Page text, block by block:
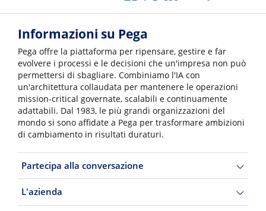
Informazioni su Pega
Pega offre la piattaforma per ripensare, gestire e far
evolvere i processi e le decisioni che un'impresa non può
permettersi di sbagliare. Combiniamo l'IA con
un'architettura collaudata per mantenere le operazioni
mission-critical governate, scalabili e continuamente
adattabili. Dal 1983, le più grandi organizzazioni del
mondo si sono affidate a Pega per trasformare ambizioni
di cambiamento in risultati duraturi.
Partecipa alla conversazione
L'azienda